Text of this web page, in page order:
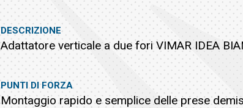
DESCRIZIONE
Adattatore verticale a due fori VIMAR IDEA
PUNTI DI FORZA
Montaggio rapido e semplice delle prese